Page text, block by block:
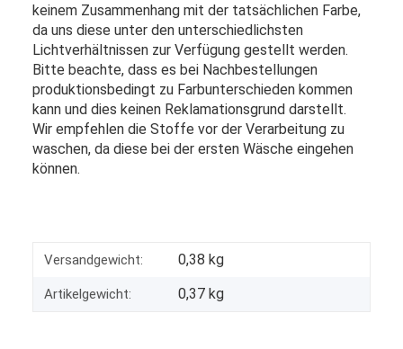
keinem Zusammenhang mit der tatsächlichen Farbe,
da uns diese unter den unterschiedlichsten
Lichtverhältnissen zur Verfügung gestellt werden.
Bitte beachte, dass es bei Nachbestellungen
produktionsbedingt zu Farbunterschieden kommen
kann und dies keinen Reklamationsgrund darstellt.
Wir empfehlen die Stoffe vor der Verarbeitung zu
waschen, da diese bei der ersten Wäsche eingehen
können.
Versandgewicht: 0,38 kg
Artikelgewicht: 0,37 kg